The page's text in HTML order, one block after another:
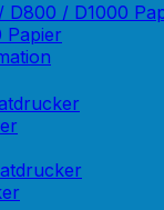
D800 / D1000
Papier